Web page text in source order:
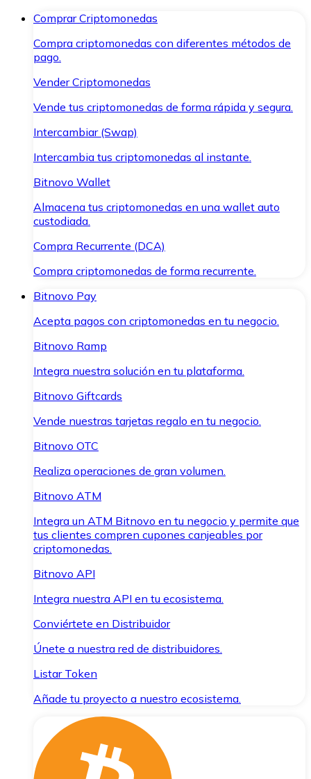
Comprar Criptomonedas
Compra criptomonedas con diferentes métodos de
pago.
Vender Criptomonedas
Vende tus criptomonedas de forma rápida y segura.
Intercambiar (Swap)
Intercambia tus criptomonedas al instante.
Bitnovo Wallet
Almacena tus criptomonedas en una wallet auto
custodiada.
Compra Recurrente (DCA)
Compra criptomonedas de forma recurrente.
Bitnovo Pay
Acepta pagos con criptomonedas en tu negocio.
Bitnovo Ramp
Integra nuestra solución en tu plataforma.
Bitnovo Giftcards
Vende nuestras tarjetas regalo en tu negocio.
Bitnovo OTC
Realiza operaciones de gran volumen.
Bitnovo ATM
Integra un ATM Bitnovo en tu negocio y permite que
tus clientes compren cupones canjeables por
criptomonedas.
Bitnovo API
Integra nuestra API en tu ecosistema.
Conviértete en Distribuidor
Únete a nuestra red de distribuidores.
Listar Token
Añade tu proyecto a nuestro ecosistema.